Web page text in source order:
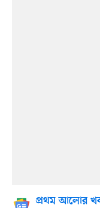
প্রথম আলোর